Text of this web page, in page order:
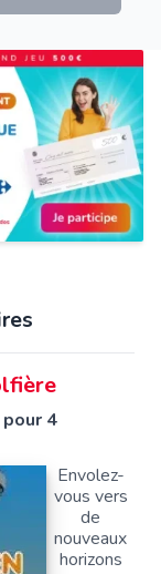
4
Envolez-
vous vers
de
nouveaux
horizons